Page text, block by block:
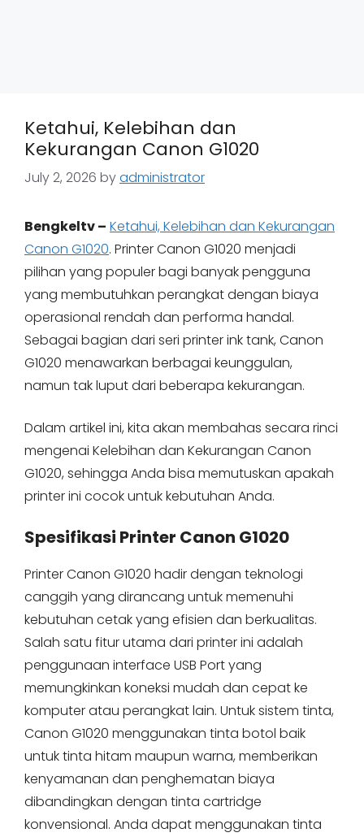
Ketahui, Kelebihan dan
Kekurangan Canon G1020
July 2, 2026 byadministrator
Bengkeltv – Ketahui, Kelebihan dan Kekurangan
Canon G1020. Printer Canon G1020 menjadi
pilihan yang populer bagi banyak pengguna
yang membutuhkan perangkat dengan biaya
operasional rendah dan performa handal.
Sebagai bagian dari seri printer ink tank, Canon
G1020 menawarkan berbagai keunggulan,
namun tak luput dari beberapa kekurangan.
Dalam artikel ini, kita akan membahas secara rinci
mengenai Kelebihan dan Kekurangan Canon
G1020, sehingga Anda bisa memutuskan apakah
printer ini cocok untuk kebutuhan Anda.
Spesifikasi Printer Canon G1020
Printer Canon G1020 hadir dengan teknologi
canggih yang dirancang untuk memenuhi
kebutuhan cetak yang efisien dan berkualitas.
Salah satu fitur utama dari printer ini adalah
penggunaan interface USB Port yang
memungkinkan koneksi mudah dan cepat ke
komputer atau perangkat lain. Untuk sistem tinta,
Canon G1020 menggunakan tinta botol baik
untuk tinta hitam maupun warna, memberikan
kenyamanan dan penghematan biaya
dibandingkan dengan tinta cartridge
konvensional. Anda dapat menggunakan tinta